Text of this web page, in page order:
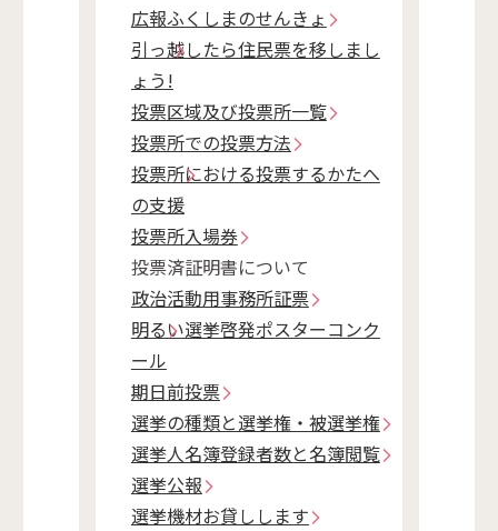
広報ふくしまのせんきょ
引っ越したら住民票を移しまし
ょう!
投票区域及び投票所一覧
投票所での投票方法
投票所における投票するかたへ
の支援
投票所入場券
投票済証明書について
政治活動用事務所証票
明るい選挙啓発ポスターコンク
ール
期日前投票
選挙の種類と選挙権・被選挙権
選挙人名簿登録者数と名簿閲覧
選挙公報
選挙機材お貸しします